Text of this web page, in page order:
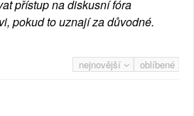
přístup na diskusní fóra
pokud to uznají za důvodné.
nejnovější oblíbené